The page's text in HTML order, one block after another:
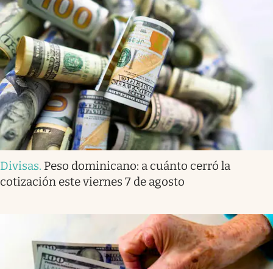
Divisas. Peso dominicano: a cuánto cerró la
cotización este viernes 7 de agosto